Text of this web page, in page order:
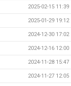
2025-02-15 11:39
2025-01-29 19:12
2024-12-30 17:02
2024-12-16 12:00
2024-11-28 15:47
2024-11-27 12:05